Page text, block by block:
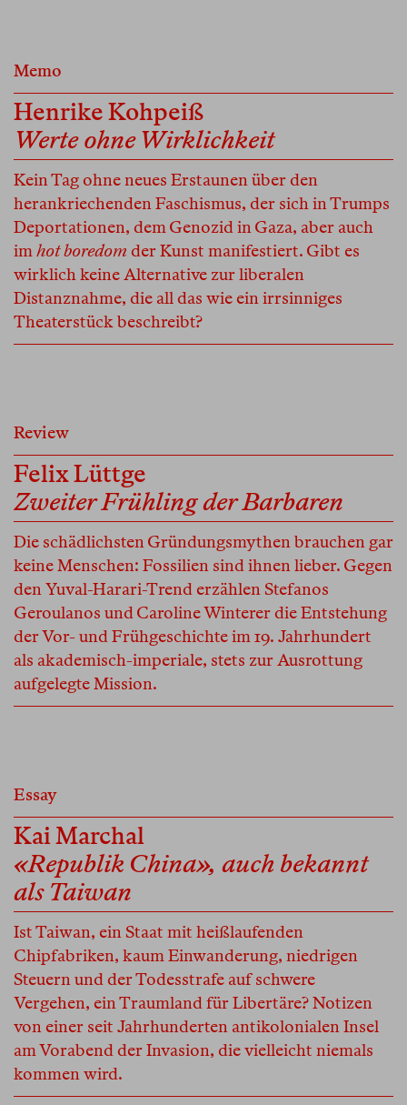
Memo
Henrike Kohpeiß
Werte ohne Wirklichkeit
Kein Tag ohne neues Erstaunen über den
herankriechenden Faschismus, der sich in Trumps
Deportationen, dem Genozid in Gaza, aber auch
imhot boredom der Kunst manifestiert. Gibt es
wirklich keine Alternative zur liberalen
Distanznahme, die all das wie ein irrsinniges
Theaterstück beschreibt?
Review
Felix Lüttge
Zweiter Frühling der Barbaren
Die schädlichsten Gründungsmythen brauchen gar
keine Menschen: Fossilien sind ihnen lieber. Gegen
den Yuval-Harari-Trend erzählen Stefanos
Geroulanos und Caroline Winterer die Entstehung
der Vor- und Frühgeschichte im 19. Jahrhundert
als akademisch-imperiale, stets zur Ausrottung
aufgelegte Mission.
Essay
Kai Marchal
«Republik China», auch bekannt
als Taiwan
Ist Taiwan, ein Staat mit heißlaufenden
Chipfabriken, kaum Einwanderung, niedrigen
Steuern und der Todesstrafe auf schwere
Vergehen, ein Traumland für Libertäre? Notizen
von einer seit Jahrhunderten antikolonialen Insel
am Vorabend der Invasion, die vielleicht niemals
kommen wird.